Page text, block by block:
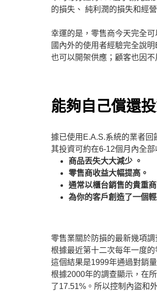
的損失、 純利潤的損失和經
幸運的是，零售商今天完全可
國內外的使用者經驗完全說
也可以開架供應；顧客也因
能夠自己償還
據已使用E.A.S.系統的業者回
其投資可約在6-12個月內全
商品丟失大大減少 。
零售商收益大幅提高。
通常以櫃台銷售的貴重
為你的客戶創造了一個
零售業關於防損的最新幾項調
根據最近第十二次每年一度
這個結果是1999年通過對銷
根據2000年的調查顯示，在
了17.51%。所以控制內盜和